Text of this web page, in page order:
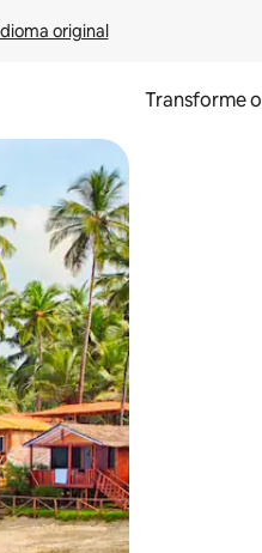
original
Transforme
gestos de toque ou deslize.